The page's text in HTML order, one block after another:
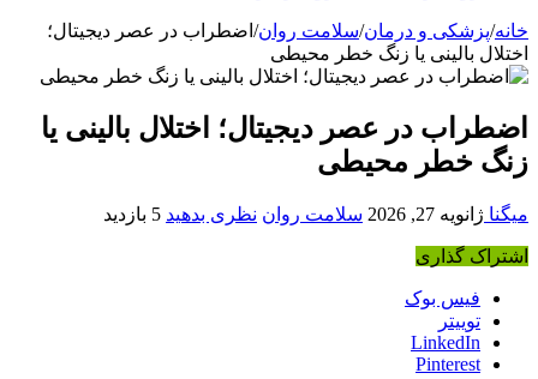
خانه/پزشکی و درمان/سلامت روان/ اضطراب در عصر دیجیتال؛
اختلال بالینی یا زنگ خطر محیطی
اضطراب در عصر دیجیتال؛ اختلال بالینی یا
زنگ خطر محیطی
میگنا ژانویه 27, 2026 سلامت روان نظری بدهید 5 بازدید
اشتراک گذاری
فیس بوک
توییتر
LinkedIn
Pinterest